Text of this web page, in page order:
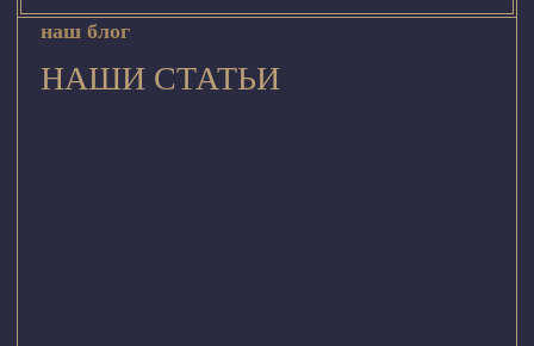
наш блог
НАШИ СТАТЬИ